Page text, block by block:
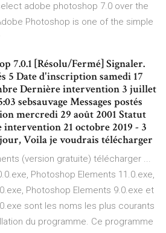
adobe photoshop 7.0 over the
Photoshop is one of the simple
7.0.1 [Résolu/Fermé] Signaler.
5 Date d'inscription samedi 17
Dernière intervention 3 juillet
sebsauvage Messages postés
mercredi 29 août 2001 Statut
21 octobre 2019 - 3
Voila je voudrais télécharger
(version gratuite) télécharger ...
Photoshop Elements 11.0.exe,
Photoshop Elements 9.0.exe et
sont les noms les plus courants
du programme. Ce programme